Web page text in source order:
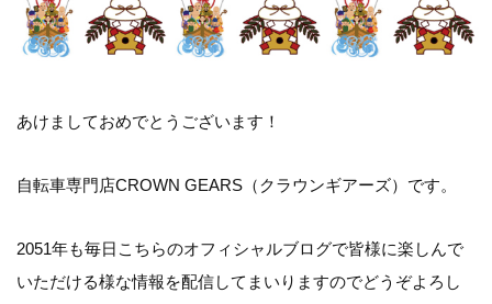
あけましておめでとうございます！
自転車専門店CROWN GEARS（クラウンギアーズ）です。
2051年も毎日こちらのオフィシャルブログで皆様に楽しんで
いただける様な情報を配信してまいりますのでどうぞよろし